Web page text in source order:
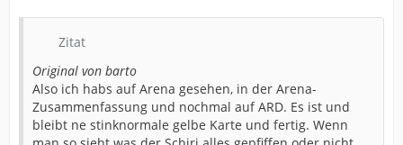
Zitat
Original von barto
Also ich habs auf Arena gesehen, in der Arena-
Zusammenfassung und nochmal auf ARD. Es ist und
bleibt ne stinknormale gelbe Karte und fertig. Wenn